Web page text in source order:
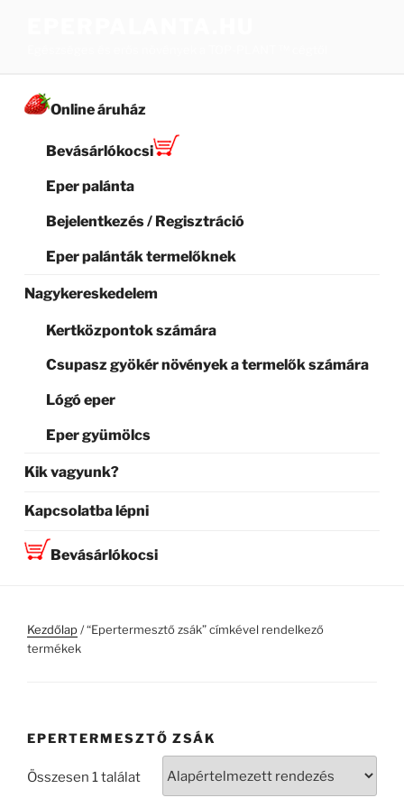
Online áruház
Bevásárlókocsi
Eper palánta
Bejelentkezés / Regisztráció
Eper palánták termelőknek
Nagykereskedelem
Kertközpontok számára
Csupasz gyökér növények a termelők számára
Lógó eper
Eper gyümölcs
Kik vagyunk?
Kapcsolatba lépni
Bevásárlókocsi
Kezdőlap/ “Epertermesztő zsák” címkével rendelkező
termékek
EPERTERMESZTŐ ZSÁK
Összesen 1 találat